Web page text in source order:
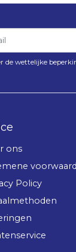
de wettelijke
ons
Policy